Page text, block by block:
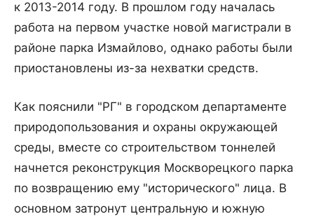
к 2013-2014 году. В прошлом году началась
работа на первом участке новой магистрали в
районе парка Измайлово, однако работы были
приостановлены из-за нехватки средств.
Как пояснили "РГ" в городском департаменте
природопользования и охраны окружающей
среды, вместе со строительством тоннелей
начнется реконструкция Москворецкого парка
по возвращению ему "исторического" лица. В
основном затронут центральную и южную